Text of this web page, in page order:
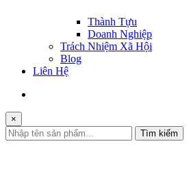
Thành Tựu
Doanh Nghiệp
Trách Nhiệm Xã Hội
Blog
Liên Hệ
×
Tìm kiếm